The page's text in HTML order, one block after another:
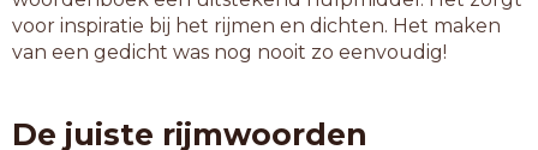
6-letterwoorden
aanwas
voor inspiratie bij het rijmen en dichten. Het maken
van een gedicht was nog nooit zo eenvoudig!
De juiste rijmwoorden